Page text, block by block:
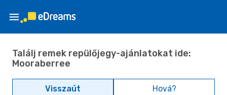
Találj remek repülőjegy-ajánlatokat ide:
Mooraberree
Visszaút Hová?